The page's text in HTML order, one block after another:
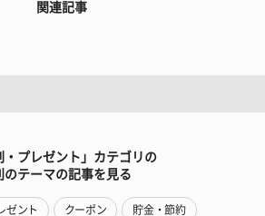
関連記事
・プレゼント」カテゴリの
のテーマの記事を見る
ゼント クーポン 貯金・節約